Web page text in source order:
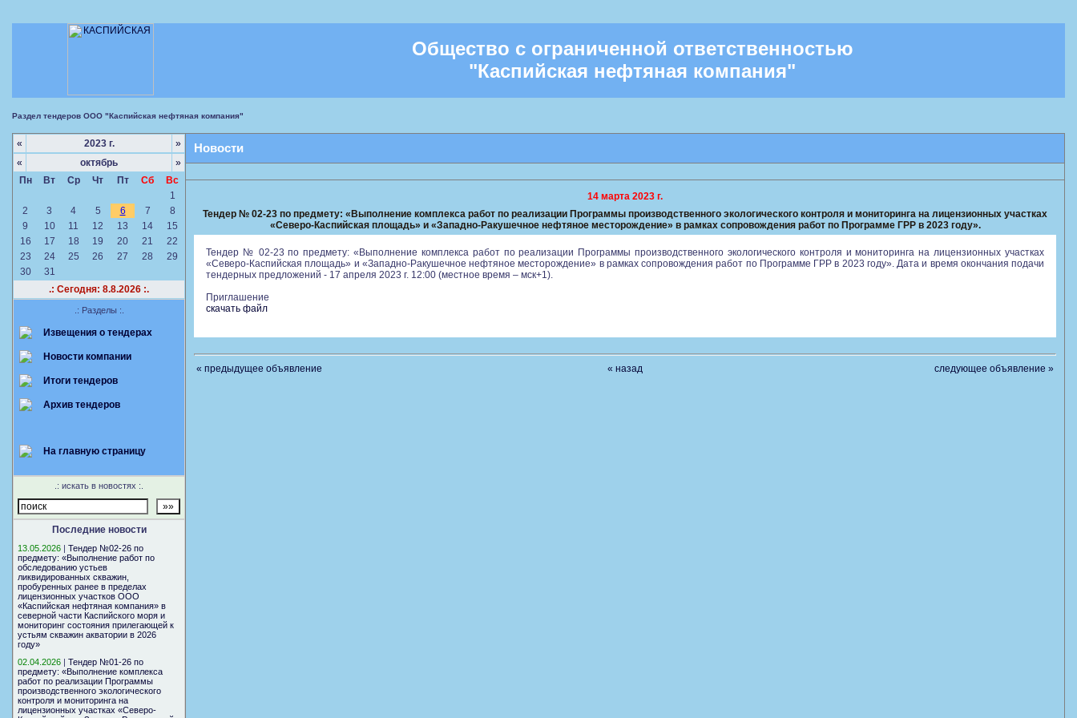
Общество с ограниченной ответственностью
"Каспийская нефтяная компания"
Раздел тендеров ООО "Каспийская нефтяная компания"
« 2023 г.
»
«
октябрь
»
Пн
Вт Ср Чт Пт Сб
Вс
1
2
3 4 5 6 7
8
9
10 11 12 13 14
15
16
17 18 19 20 21
22
23
24 25 26 27 28
29
30
31
.: Сегодня: 8.8.2026 :.
.: Разделы :.
Извещения о тендерах
Новости компании
Итоги тендеров
Архив тендеров
На главную страницу
.: искать в новостях :.
Последние новости
13.05.2026
Тендер №02-26 по
предмету: «Выполнение работ по
обследованию устьев
ликвидированных скважин,
пробуренных ранее в пределах
лицензионных участков ООО
«Каспийская нефтяная компания» в
северной части Каспийского моря и
мониторинг состояния прилегающей к
устьям скважин акватории в 2026
году»
02.04.2026
Тендер №01-26 по
предмету: «Выполнение комплекса
работ по реализации Программы
производственного экологического
контроля и мониторинга на
лицензионных участках «Северо-
Новости
14 марта 2023 г.
Тендер № 02-23 по предмету: «Выполнение комплекса работ по реализации Программы производственного экологического контроля и мониторинга на лицензионных участках
«Северо-Каспийская площадь» и «Западно-Ракушечное нефтяное месторождение» в рамках сопровождения работ по Программе ГРР в 2023 году».
Тендер № 02-23 по предмету: «Выполнение комплекса работ по реализации Программы производственного экологического контроля и мониторинга на лицензионных участках
«Северо-Каспийская площадь» и «Западно-Ракушечное нефтяное месторождение» в рамках сопровождения работ по Программе ГРР в 2023 году». Дата и время окончания подачи
тендерных предложений - 17 апреля 2023 г. 12:00 (местное время – мск+1).
Приглашение
скачать файл
« предыдущее объявление « назад следующее объявление »